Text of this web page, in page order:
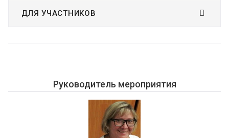
ДЛЯ УЧАСТНИКОВ
Руководитель мероприятия